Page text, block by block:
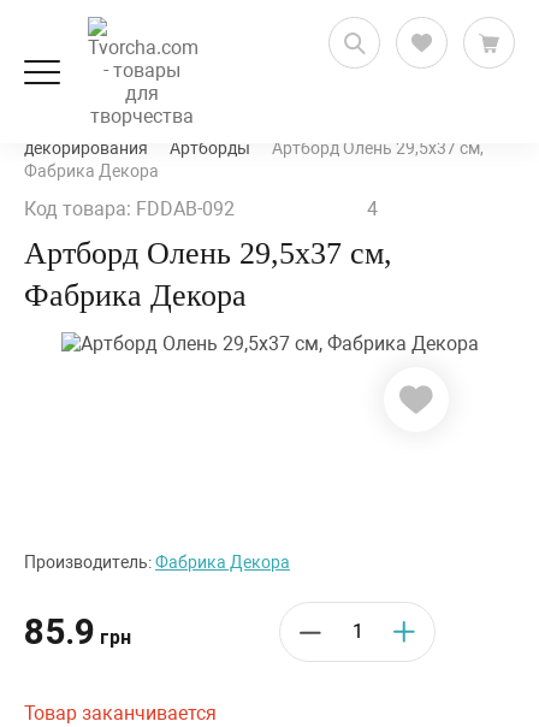
Декорирование и декупаж
декорирования
Артборды
Артборд Олень 29,5х37 см,
Фабрика Декора
Код товара: FDDAB-092 4
Артборд Олень 29,5х37 см,
Фабрика Декора
Производитель:Фабрика Декора
85.9 грн
Товар заканчивается